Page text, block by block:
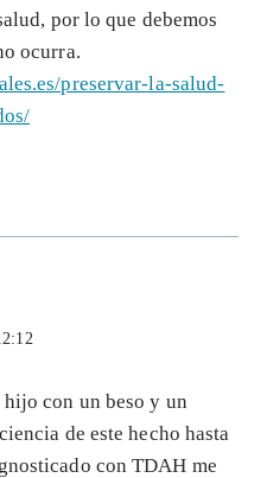
por lo que debemos
ocurra.
preservar-la-salud-
hijo con un beso y un
de este hecho hasta
con TDAH me